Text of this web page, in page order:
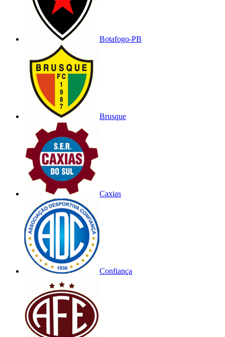
Botafogo-PB
Brusque
Caxias
Confiança